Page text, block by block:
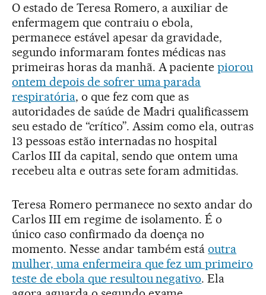
O estado de Teresa Romero, a auxiliar de
enfermagem que contraiu o ebola,
permanece estável apesar da gravidade,
segundo informaram fontes médicas nas
primeiras horas da manhã. A pacientepiorou
ontem depois de sofrer uma parada
respiratória, o que fez com que as
autoridades de saúde de Madri qualificassem
seu estado de “crítico”. Assim como ela, outras
13 pessoas estão internadas no hospital
Carlos III da capital, sendo que ontem uma
recebeu alta e outras sete foram admitidas.
Teresa Romero permanece no sexto andar do
Carlos III em regime de isolamento. É o
único caso confirmado da doença no
momento. Nesse andar também estáoutra
mulher, uma enfermeira que fez um primeiro
teste de ebola que resultou negativo. Ela